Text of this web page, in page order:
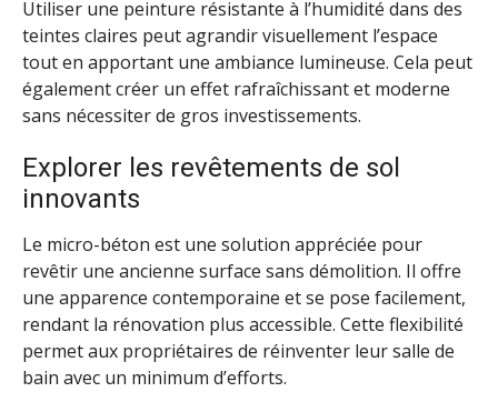
Utiliser une peinture résistante à l’humidité dans des
teintes claires peut agrandir visuellement l’espace
tout en apportant une ambiance lumineuse. Cela peut
également créer un effet rafraîchissant et moderne
sans nécessiter de gros investissements.
Explorer les revêtements de sol
innovants
Le micro-béton est une solution appréciée pour
revêtir une ancienne surface sans démolition. Il offre
une apparence contemporaine et se pose facilement,
rendant la rénovation plus accessible. Cette flexibilité
permet aux propriétaires de réinventer leur salle de
bain avec un minimum d’efforts.